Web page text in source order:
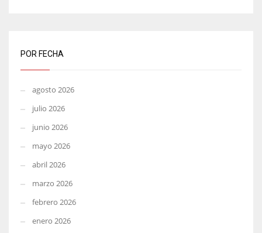
POR FECHA
agosto 2026
julio 2026
junio 2026
mayo 2026
abril 2026
marzo 2026
febrero 2026
enero 2026